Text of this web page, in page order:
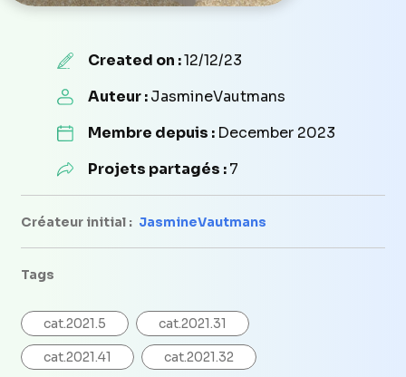
Created on :12/12/23
Auteur :JasmineVautmans
Membre depuis : December 2023
Projets partagés :7
Créateur initial : JasmineVautmans
Tags
cat.2021.5 cat.2021.31
cat.2021.41 cat.2021.32